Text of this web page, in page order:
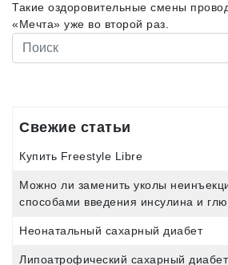
Такие оздоровительные смены
«Мечта» уже во второй раз.
Свежие статьи
Купить Freestyle Libre
Можно ли заменить уколы
способами введения инсулина и
Неонатальный сахарный диабет
Липоатрофический сахарный диабет